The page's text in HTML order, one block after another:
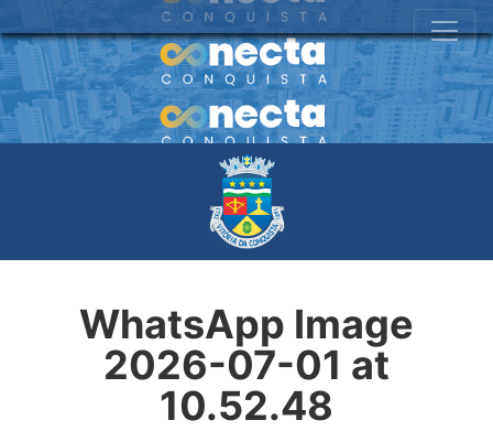
WhatsApp Image
2026-07-01 at
10.52.48